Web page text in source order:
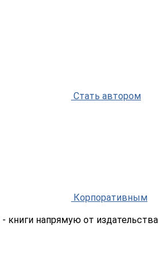
Стать автором
Корпоративным
- книги напрямую от издательства